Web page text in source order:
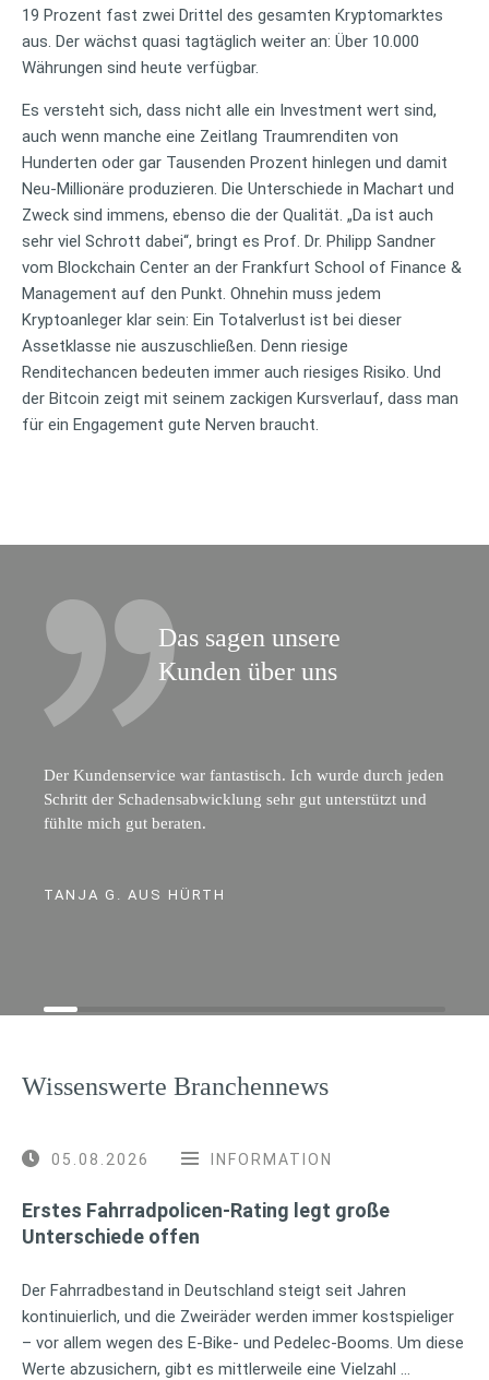
19 Prozent fast zwei Drittel des gesamten Kryptomarktes
aus. Der wächst quasi tagtäglich weiter an: Über 10.000
Währungen sind heute verfügbar.
Es versteht sich, dass nicht alle ein Investment wert sind,
auch wenn manche eine Zeitlang Traumrenditen von
Hunderten oder gar Tausenden Prozent hinlegen und damit
Neu-Millionäre produzieren. Die Unterschiede in Machart und
Zweck sind immens, ebenso die der Qualität. „Da ist auch
sehr viel Schrott dabei“, bringt es Prof. Dr. Philipp Sandner
vom Blockchain Center an der Frankfurt School of Finance &
Management auf den Punkt. Ohnehin muss jedem
Kryptoanleger klar sein: Ein Totalverlust ist bei dieser
Assetklasse nie auszuschließen. Denn riesige
Renditechancen bedeuten immer auch riesiges Risiko. Und
der Bitcoin zeigt mit seinem zackigen Kursverlauf, dass man
für ein Engagement gute Nerven braucht.
Das sagen unsere
Kunden über uns
Der Kundenservice war fantastisch. Ich wurde durch jeden
Schritt der Schadensabwicklung sehr gut unterstützt und
fühlte mich gut beraten.
TANJA G. AUS HÜRTH
Wissenswerte Branchennews
05.08.2026 INFORMATION
Erstes Fahrradpolicen-Rating legt große
Unterschiede offen
Der Fahrradbestand in Deutschland steigt seit Jahren
kontinuierlich, und die Zweiräder werden immer kostspieliger
– vor allem wegen des E-Bike- und Pedelec-Booms. Um diese
Werte abzusichern, gibt es mittlerweile eine Vielzahl …